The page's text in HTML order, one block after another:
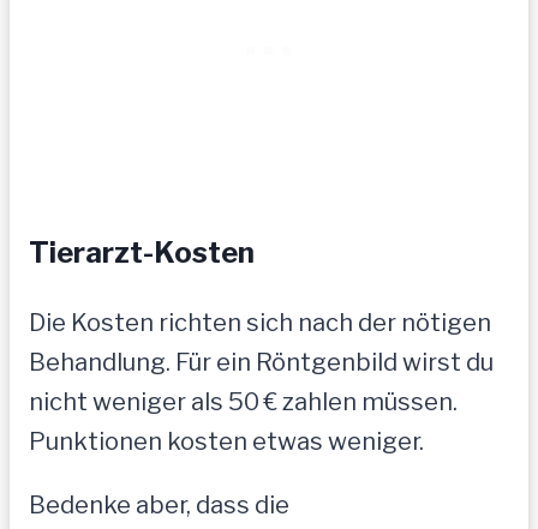
Tierarzt-Kosten
Die Kosten richten sich nach der nötigen
Behandlung. Für ein Röntgenbild wirst du
nicht weniger als 50 € zahlen müssen.
Punktionen kosten etwas weniger.
Bedenke aber, dass die